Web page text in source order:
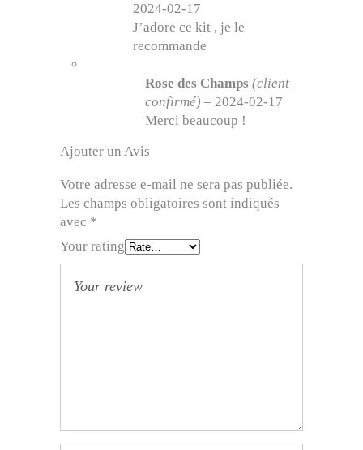
2024-02-17
J’adore ce kit , je le
recommande
Rose des Champs (client
confirmé) – 2024-02-17
Merci beaucoup !
Ajouter un Avis
Votre adresse e-mail ne sera pas publiée.
Les champs obligatoires sont indiqués
avec *
Your rating